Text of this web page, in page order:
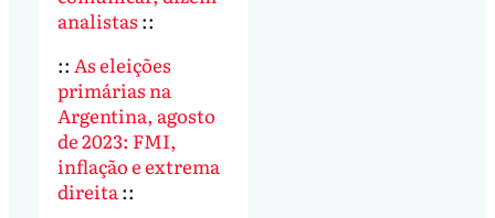
analistas ::
:: As eleições
primárias na
Argentina, agosto
de 2023: FMI,
inflação e extrema
direita::